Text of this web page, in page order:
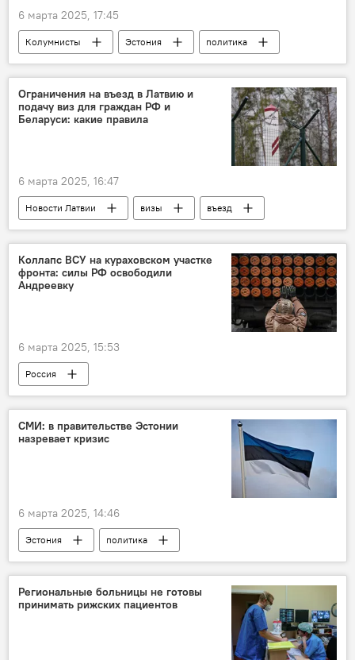
6 марта 2025, 17:45
Колумнисты Эстония
политика
Кая Каллас
Балтия Европа
Ограничения на въезд в Латвию и
подачу виз для граждан РФ и
Беларуси: какие правила
6 марта 2025, 16:47
Новости Латвии визы въезд
Коллапс ВСУ на кураховском участке
фронта: силы РФ освободили
Андреевку
6 марта 2025, 15:53
Россия
Операция по демилитаризации Украины
Украина
Минобороны РФ
военная операция
СМИ: в правительстве Эстонии
назревает кризис
6 марта 2025, 14:46
Эстония
политика
правительство Эстонии
Кристен Михал
Региональные больницы не готовы
принимать рижских пациентов